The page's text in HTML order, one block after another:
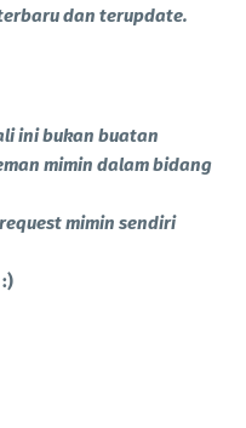
dan terupdate.
ini bukan buatan
mimin dalam bidang
mimin sendiri